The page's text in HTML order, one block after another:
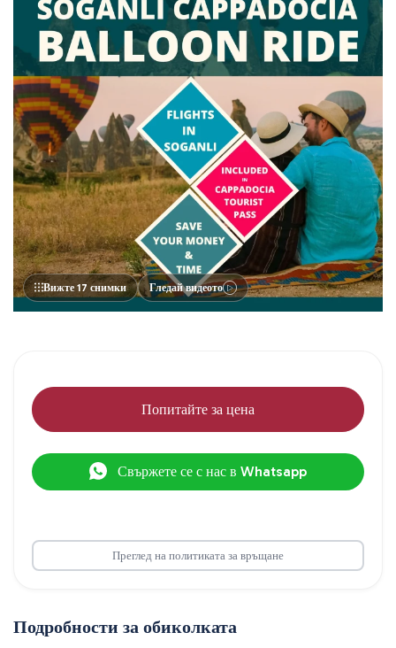
Вижте 17 снимки Гледай видеото
Попитайте за цена
Свържете се с нас в Whatsapp
Преглед на политиката за връщане
Подробности за обиколката